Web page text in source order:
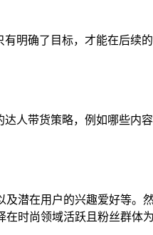
明确了目标，才能在后续
人带货策略，例如哪些内
潜在用户的兴趣爱好等。
时尚领域活跃且粉丝群体为